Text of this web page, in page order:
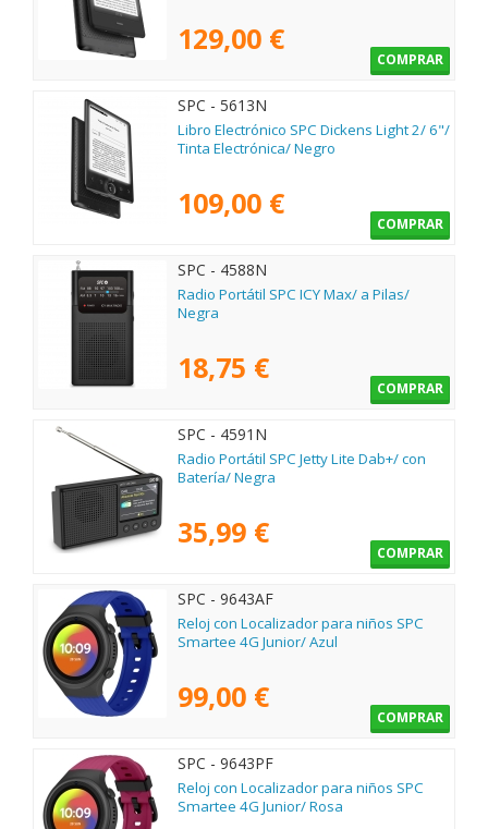
129,00 €
COMPRAR
SPC - 5613N
Libro Electrónico SPC Dickens Light 2/ 6"/
Tinta Electrónica/ Negro
109,00 €
COMPRAR
SPC - 4588N
Radio Portátil SPC ICY Max/ a Pilas/
Negra
18,75 €
COMPRAR
SPC - 4591N
Radio Portátil SPC Jetty Lite Dab+/ con
Batería/ Negra
35,99 €
COMPRAR
SPC - 9643AF
Reloj con Localizador para niños SPC
Smartee 4G Junior/ Azul
99,00 €
COMPRAR
SPC - 9643PF
Reloj con Localizador para niños SPC
Smartee 4G Junior/ Rosa